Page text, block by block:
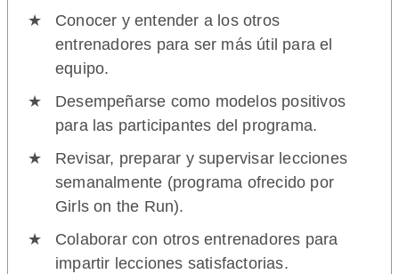
Conocer y entender a los otros
entrenadores para ser más útil para el
equipo.
Desempeñarse como modelos positivos
para las participantes del programa.
Revisar, preparar y supervisar lecciones
semanalmente (programa ofrecido por
Girls on the Run).
Colaborar con otros entrenadores para
impartir lecciones satisfactorias.